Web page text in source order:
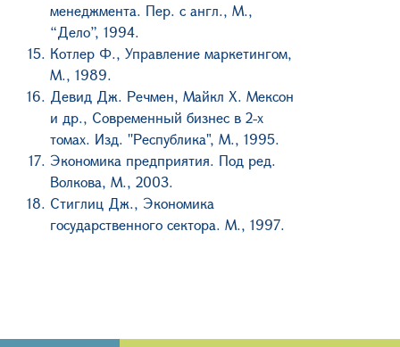
менеджмента. Пер. с англ., М.,
“Дело”, 1994.
Котлер Ф., Управление маркетингом,
М., 1989.
Девид Дж. Речмен, Майкл Х. Мексон
и др., Современный бизнес в 2-х
томах. Изд. ''Республика", М., 1995.
Экономика предприятия. Под ред.
Волкова, М., 2003.
Стиглиц Дж., Экономика
государственного сектора. М., 1997.